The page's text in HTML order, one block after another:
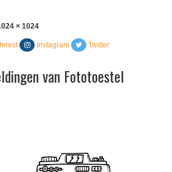
× 1024
Instagram Twitter
van Fototoestel